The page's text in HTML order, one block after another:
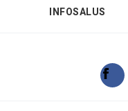
INFOSALUS